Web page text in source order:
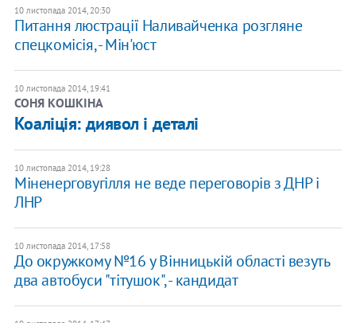
10 листопада 2014, 20:30
Питання люстрації Наливайченка розгляне
спецкомісія, - Мін'юст
10 листопада 2014, 19:41
СОНЯ КОШКІНА
Коаліція: диявол і деталі
10 листопада 2014, 19:28
Міненерговугілля не веде переговорів з ДНР і
ЛНР
10 листопада 2014, 17:58
До окружкому №16 у Вінницькій області везуть
два автобуси "тітушок", - кандидат